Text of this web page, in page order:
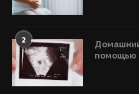
2
помощью